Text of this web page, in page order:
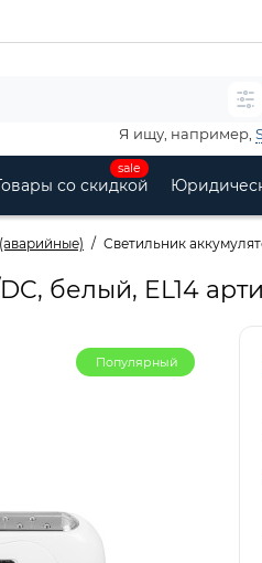
Я ищу, например,
sale
со скидкой
Светильник
белый, EL14
Популярный